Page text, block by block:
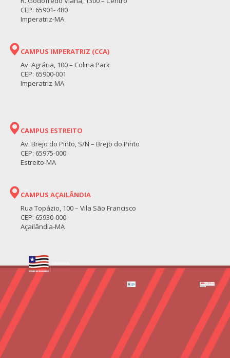
CEP: 65901- 480
Imperatriz-MA
CAMPUS IMPERATRIZ (CCA)
Av. Agrária, 100 – Colina Park
CEP: 65900-001
Imperatriz-MA
CAMPUS ESTREITO
Av. Brejo do Pinto, S/N – Brejo do Pinto
CEP: 65975-000
Estreito-MA
CAMPUS AÇAILÂNDIA
Rua Topázio, 100 – Vila São Francisco
CEP: 65930-000
Açailândia-MA